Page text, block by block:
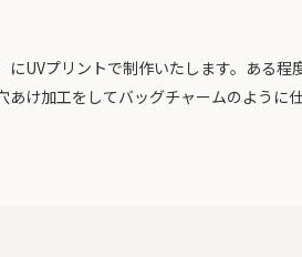
UVプリントで制作いたします。ある程
け加工をしてバッグチャームのように